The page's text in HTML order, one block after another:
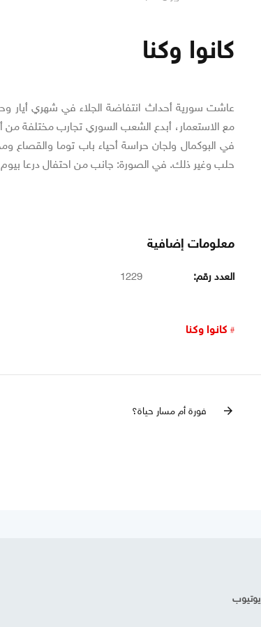
كانوا وكنا
مع الاستعمار، أبدع الشعب السوري تجارب مختلفة من
في البوكمال ولجان حراسة أحياء باب توما والقصاع
حلب وغير ذلك. في الصورة: جانب من احتفال درعا بيوم
معلومات إضافية
العدد رقم: 1229
كانوا وكنا
arrow_forward فورة أم مسار حياة؟
يوتيوب